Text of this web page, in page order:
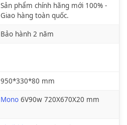
Sản phẩm chính hãng mới 100% -
Giao hàng toàn quốc.
Bảo hành 2 năm
950*330*80 mm
Mono 6V90w 720X670X20 mm